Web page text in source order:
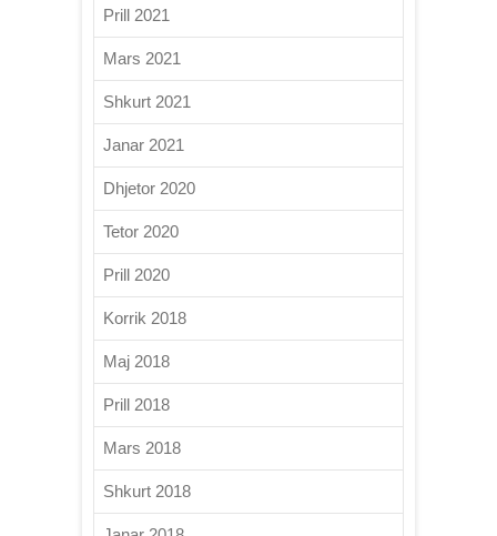
Prill 2021
Mars 2021
Shkurt 2021
Janar 2021
Dhjetor 2020
Tetor 2020
Prill 2020
Korrik 2018
Maj 2018
Prill 2018
Mars 2018
Shkurt 2018